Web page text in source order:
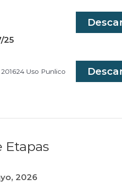
25
Uso Punlico
Etapas
2026